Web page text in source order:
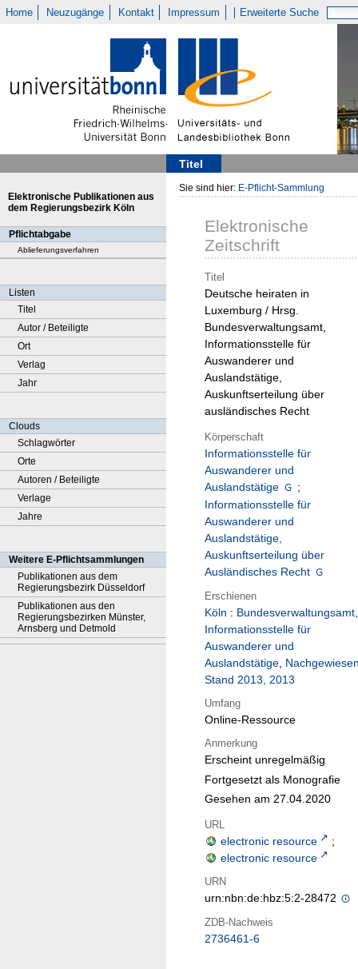
Home Neuzugänge Kontakt Impressum Erweiterte Suche
Titel
Elektronische Publikationen aus
dem Regierungsbezirk Köln
Pflichtabgabe
Ablieferungsverfahren
Listen
Titel
Autor / Beteiligte
Ort
Verlag
Jahr
Clouds
Schlagwörter
Orte
Autoren / Beteiligte
Verlage
Jahre
Weitere E-Pflichtsammlungen
Publikationen aus dem
Regierungsbezirk Düsseldorf
Publikationen aus den
Regierungsbezirken Münster,
Arnsberg und Detmold
Sie sind hier: E-Pflicht-Sammlung
Elektronische
Zeitschrift
Titel
Deutsche heiraten in
Luxemburg / Hrsg.
Bundesverwaltungsamt,
Informationsstelle für
Auswanderer und
Auslandstätige,
Auskunftserteilung über
ausländisches Recht
Körperschaft
Informationsstelle für
Auswanderer und
Auslandstätige
;
Informationsstelle für
Auswanderer und
Auslandstätige,
Auskunftserteilung über
Ausländisches Recht
Erschienen
Köln : Bundesverwaltungsamt,
Informationsstelle für
Auswanderer und
Auslandstätige,
Stand 2013, 2013
Umfang
Online-Ressource
Anmerkung
Erscheint unregelmäßig
Fortgesetzt als Monografie
Gesehen am 27.04.2020
URL
electronic resource
;
electronic resource
URN
urn:nbn:de:hbz:5:2-28472
ZDB-Nachweis
2736461-6